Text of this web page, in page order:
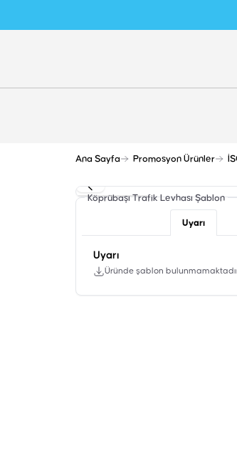
Ana Sayfa Promosyon Ürünler
Köprübaşı Trafik Levhası Şablon
Uyarı
Uyarı
Üründe şablon